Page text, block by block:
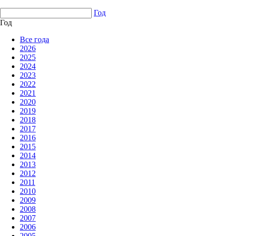
Год
Год
Все года
2026
2025
2024
2023
2022
2021
2020
2019
2018
2017
2016
2015
2014
2013
2012
2011
2010
2009
2008
2007
2006